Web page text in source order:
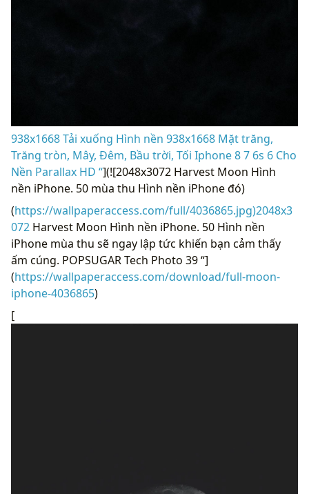
938x1668 Tải xuống Hình nền 938x1668 Mặt trăng,
Trăng tròn, Mây, Đêm, Bầu trời, Tối Iphone 8 7 6s 6 Cho
Nền Parallax HD “](![2048x3072 Harvest Moon Hình
nền iPhone. 50 mùa thu Hình nền iPhone đó)
(https://wallpaperaccess.com/full/4036865.jpg)2048x3
072 Harvest Moon Hình nền iPhone. 50 Hình nền
iPhone mùa thu sẽ ngay lập tức khiến bạn cảm thấy
ấm cúng. POPSUGAR Tech Photo 39 “]
(https://wallpaperaccess.com/download/full-moon-
iphone-4036865)
[